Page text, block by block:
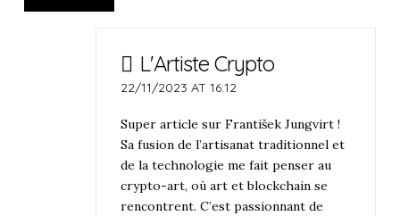
L'Artiste Crypto
22/11/2023 AT 16:12
Super article sur František Jungvirt !
Sa fusion de l’artisanat traditionnel et
de la technologie me fait penser au
crypto-art, où art et blockchain se
rencontrent. C’est passionnant de